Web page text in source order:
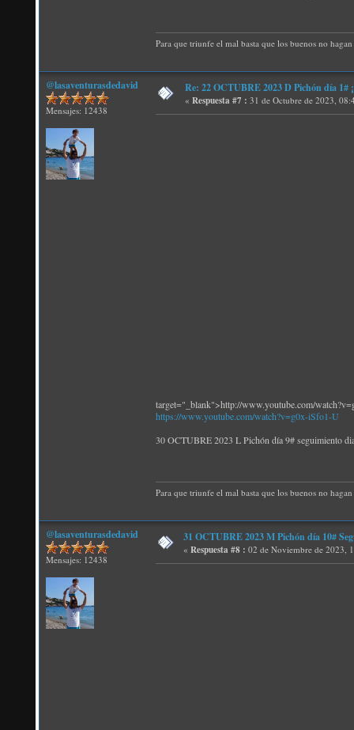
Para que triunfe el mal basta que los buenos no
@lasaventurasdedavid
Mensajes: 12438
Re: 22 OCTUBRE 2023 D Pichón día
« Respuesta #7 : 31 de Octubre de 2023,
target="_blank">http://www.youtube.com/
https://www.youtube.com/watch?v=g0x-iSfo1-U
30 OCTUBRE 2023 L Pichón día 9# seguimiento
Para que triunfe el mal basta que los buenos no
@lasaventurasdedavid
Mensajes: 12438
31 OCTUBRE 2023 M Pichón día 10#
« Respuesta #8 : 02 de Noviembre de 2023,